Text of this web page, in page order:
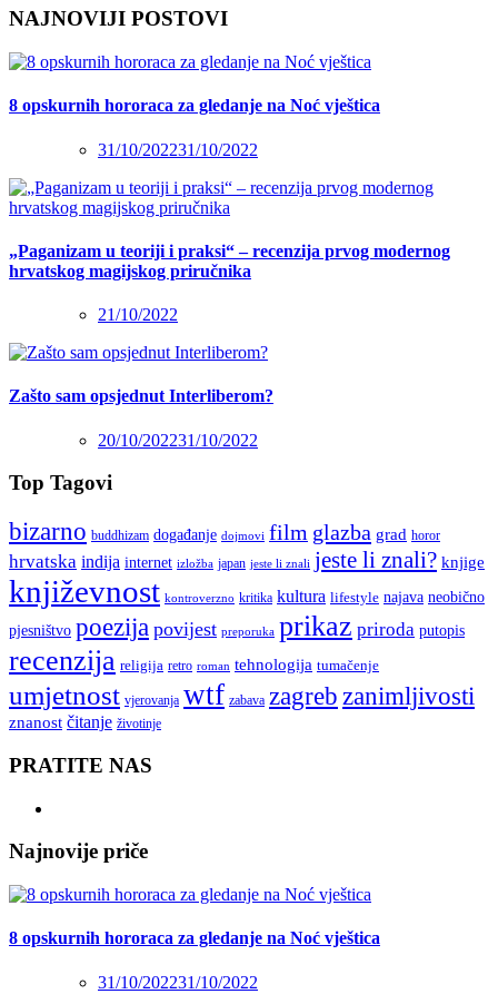
NAJNOVIJI POSTOVI
8 opskurnih hororaca za gledanje na Noć vještica
31/10/202231/10/2022
„Paganizam u teoriji i praksi“ – recenzija prvog modernog
hrvatskog magijskog priručnika
21/10/2022
Zašto sam opsjednut Interliberom?
20/10/202231/10/2022
Top Tagovi
bizarno buddhizam događanje dojmovi film glazba grad horor
hrvatska indija internet izložba japan jeste li znali jeste li znali? knjige
književnost kontroverzno kritika kultura lifestyle najava neobično
pjesništvo poezija povijest preporuka prikaz priroda putopis
recenzija religija retro roman tehnologija tumačenje
umjetnost vjerovanja wtf zabava zagreb zanimljivosti
znanost čitanje životinje
PRATITE NAS
Najnovije priče
8 opskurnih hororaca za gledanje na Noć vještica
31/10/202231/10/2022